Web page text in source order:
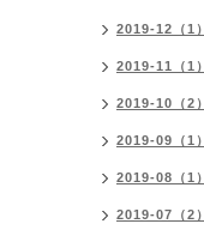
2019-12（1）
2019-11（1）
2019-10（2）
2019-09（1）
2019-08（1）
2019-07（2）